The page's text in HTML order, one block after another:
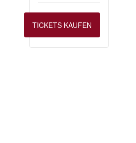
TICKETS KAUFEN